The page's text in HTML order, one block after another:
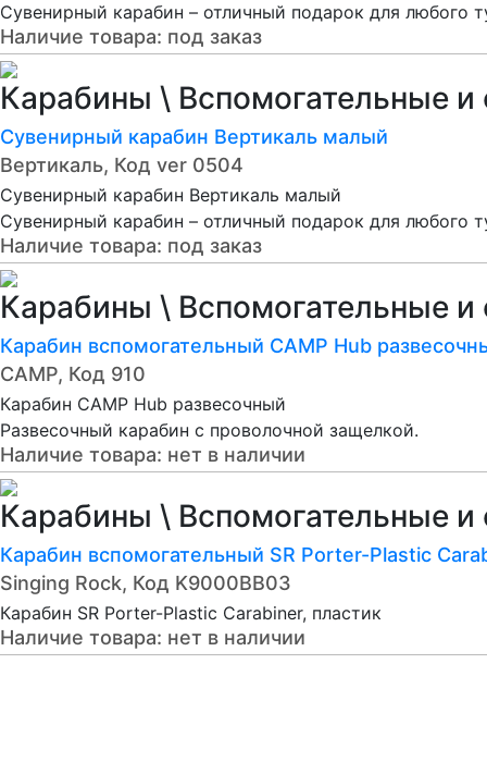
Сувенирный карабин – отличный подарок для любого
Наличие товара: под заказ
Карабины \ Вспомогательные
Сувенирный карабин Вертикаль малый
Вертикаль, Код ver 0504
Сувенирный карабин Вертикаль малый
Сувенирный карабин – отличный подарок для любого
Наличие товара: под заказ
Карабины \ Вспомогательные
Карабин вспомогательный CAMP Hub
CAMP, Код 910
Карабин CAMP Hub развесочный
Развесочный карабин с проволочной защелкой.
Наличие товара: нет в наличии
Карабины \ Вспомогательные
Карабин вспомогательный SR Porter-Plastic
Singing Rock, Код K9000BB03
Карабин SR Porter-Plastic Carabiner, пластик
Наличие товара: нет в наличии